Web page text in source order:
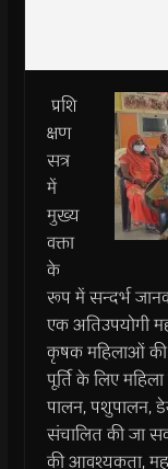
प्रशि
क्षण
सत्र
में
मुख्य
वक्ता
के
रूप में सन्दर्भ
एक अतिउपयोगी
कृषक महिलाओं
पूर्ति के लिए
पालन, पशुपालन,
संचालित की जा
की आवश्यकता,